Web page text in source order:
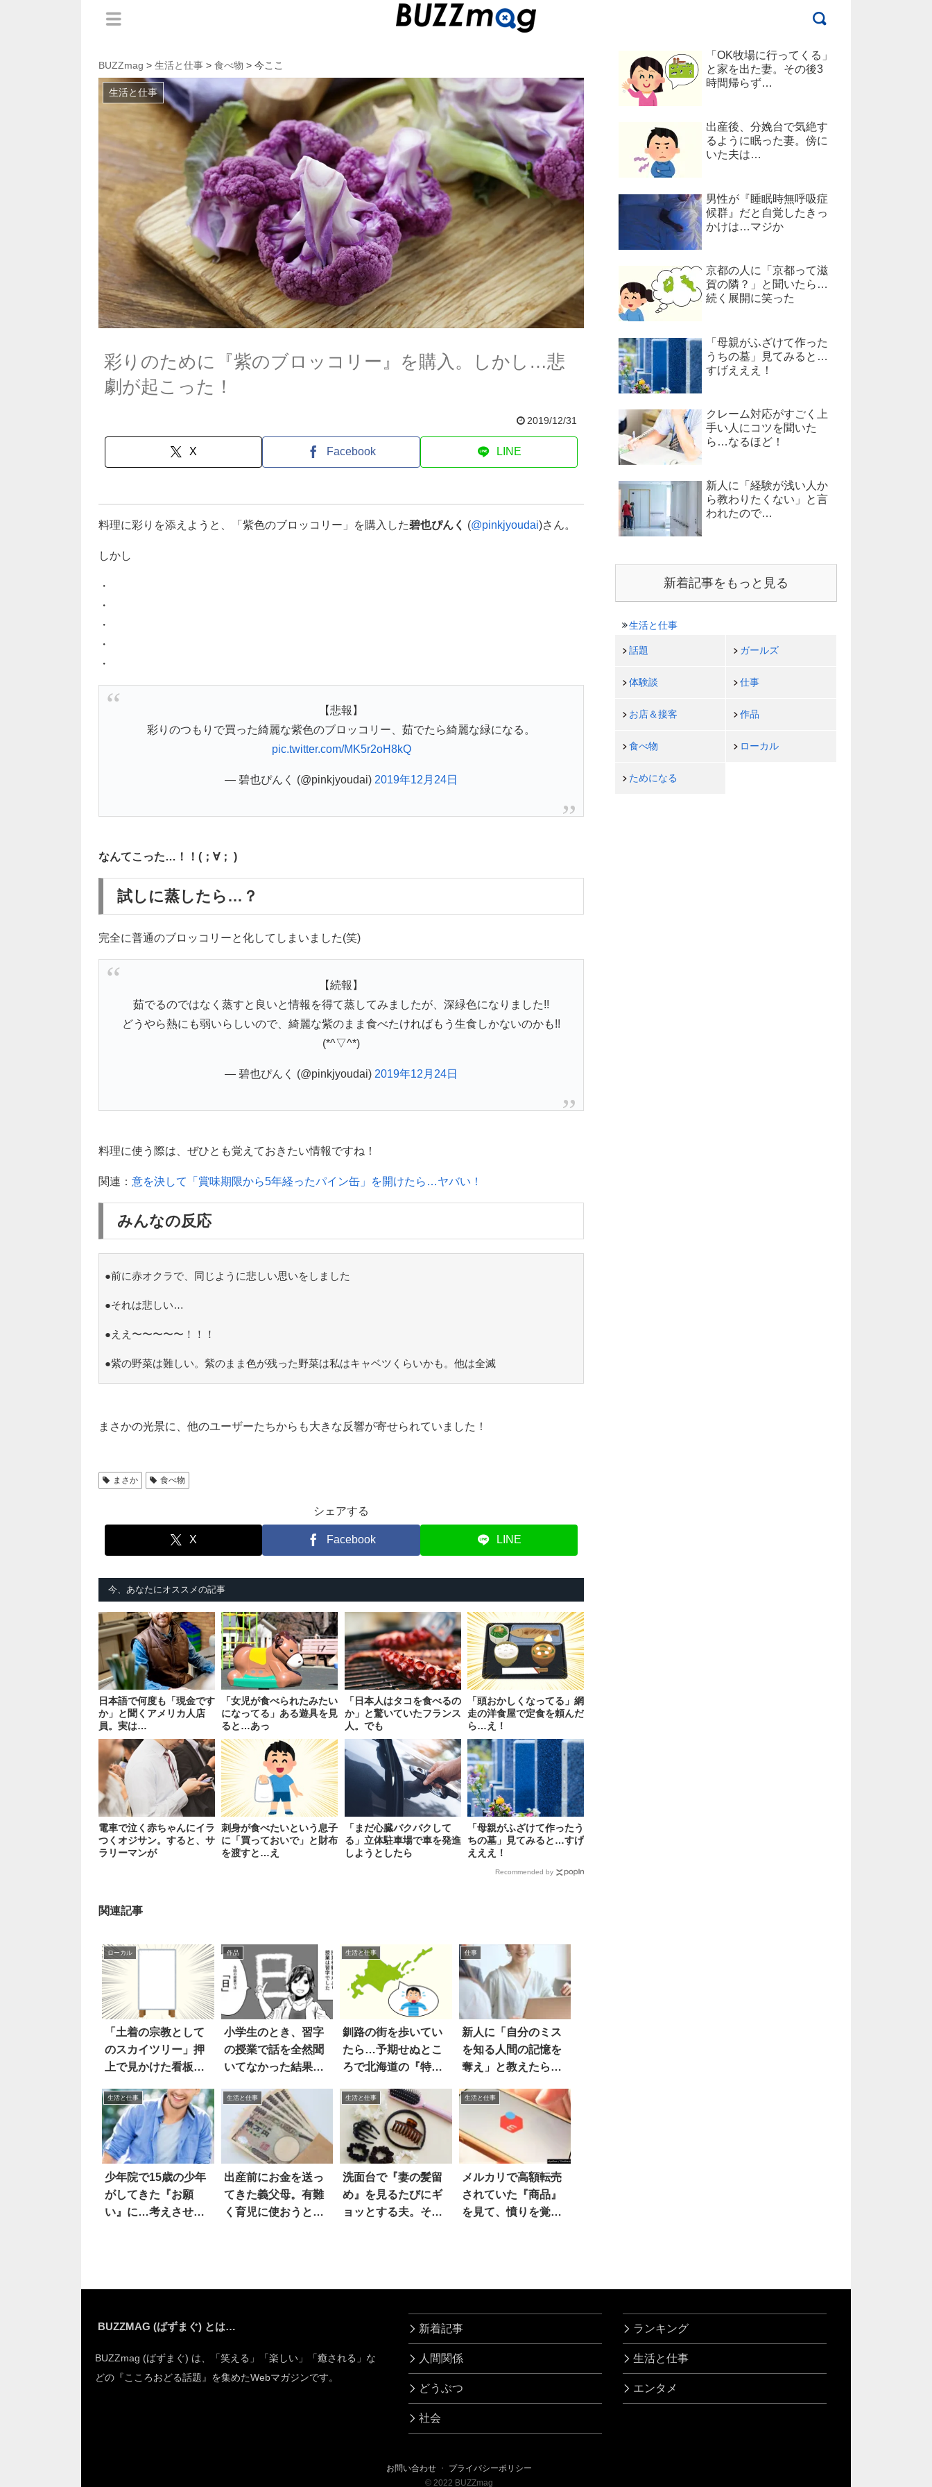
BUZZmag > 生活と仕事 > 食べ物 > 今ここ
生活と仕事
彩りのために『紫のブロッコリー』を購入。しかし…悲
劇が起こった！
2019/12/31
X Facebook LINE
料理に彩りを添えようと、「紫色のブロッコリー」を購入した碧也ぴんく (@pinkjyoudai)さん。
しかし
・
・
・
・
・
【悲報】
彩りのつもりで買った綺麗な紫色のブロッコリー、茹でたら綺麗な緑になる。
pic.twitter.com/MK5r2oH8kQ
— 碧也ぴんく (@pinkjyoudai) 2019年12月24日
なんてこった…！！(；∀； )
試しに蒸したら…？
完全に普通のブロッコリーと化してしまいました(笑)
【続報】
茹でるのではなく蒸すと良いと情報を得て蒸してみましたが、深緑色になりました!!
どうやら熱にも弱いらしいので、綺麗な紫のまま食べたければもう生食しかないのかも!!
(*^▽^*)
— 碧也ぴんく (@pinkjyoudai) 2019年12月24日
料理に使う際は、ぜひとも覚えておきたい情報ですね！
関連： 意を決して「賞味期限から5年経ったパイン缶」を開けたら…ヤバい！
みんなの反応
●前に赤オクラで、同じように悲しい思いをしました
●それは悲しい…
●ええ〜〜〜〜〜！！！
●紫の野菜は難しい。紫のまま色が残った野菜は私はキャベツくらいかも。他は全滅
まさかの光景に、他のユーザーたちからも大きな反響が寄せられていました！
まさか 食べ物
シェアする
X Facebook LINE
今、あなたにオススメの記事
日本語で何度も「現金です
か」と聞くアメリカ人店
員。実は…
「女児が食べられたみたい
になってる」ある遊具を見
ると…あっ
「日本人はタコを食べるの
か」と驚いていたフランス
人。でも
「頭おかしくなってる」網
走の洋食屋で定食を頼んだ
ら…え！
電車で泣く赤ちゃんにイラ
つくオジサン。すると、サ
ラリーマンが
刺身が食べたいという息子
に「買っておいで」と財布
を渡すと…え
「まだ心臓バクバクして
る」立体駐車場で車を発進
しようとしたら
「母親がふざけて作ったう
ちの墓」見てみると…すげ
えええ！
Recommended by
関連記事
ローカル
「土着の宗教として
のスカイツリー」押
上で見かけた看板が
作品
小学生のとき、習字
の授業で話を全然聞
いてなかった結果…
生活と仕事
釧路の街を歩いてい
たら…予期せぬとこ
ろで北海道の『特産
仕事
新人に「自分のミス
を知る人間の記憶を
奪え」と教えたら…
生活と仕事
少年院で15歳の少年
がしてきた『お願
い』に…考えさせら
生活と仕事
出産前にお金を送っ
てきた義父母。有難
く育児に使おうとし
生活と仕事
洗面台で『妻の髪留
め』を見るたびにギ
ョッとする夫。その
生活と仕事
メルカリで高額転売
されていた『商品』
を見て、憤りを覚え
「OK牧場に行ってくる」
と家を出た妻。その後3
時間帰らず…
出産後、分娩台で気絶す
るように眠った妻。傍に
いた夫は…
男性が『睡眠時無呼吸症
候群』だと自覚したきっ
かけは…マジか
京都の人に「京都って滋
賀の隣？」と聞いたら…
続く展開に笑った
「母親がふざけて作った
うちの墓」見てみると…
すげえええ！
クレーム対応がすごく上
手い人にコツを聞いた
ら…なるほど！
新人に「経験が浅い人か
ら教わりたくない」と言
われたので…
新着記事をもっと見る
生活と仕事
話題 ガールズ
体験談 仕事
お店＆接客 作品
食べ物 ローカル
ためになる
BUZZMAG (ばずまぐ) とは…
BUZZmag (ばずまぐ) は、「笑える」「楽しい」「癒される」な
どの『こころおどる話題』を集めたWebマガジンです。
新着記事
人間関係
どうぶつ
社会
ランキング
生活と仕事
エンタメ
お問い合わせ ・ プライバシーポリシー
© 2022 BUZZmag